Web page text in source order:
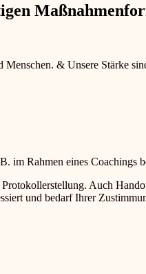
Menschen. & Unsere Stärke
im Rahmen eines Coachings
Auch
und bedarf Ihrer